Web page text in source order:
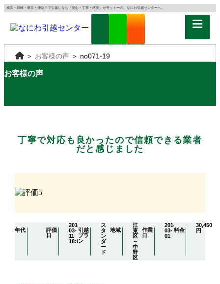
横浜・川崎・東京・神奈川で引越しなら「安心・丁寧・格安」がモットーの、なにわ引越センターへ。
＞ お客様の声＞ no071-19
お客様の声
丁寧で対応も良かったので信頼できる業者
だと感じました
年代
評価
日
2014-
03-
11
18:04:30
引越
プラ
ン
ス
タ
ン
ダ
ー
ド
地域
江
東
区
～
中
野
区
作業
日
2014-
03-
01
料金
30,450
円